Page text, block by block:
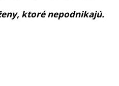
ktoré nepodnikajú.